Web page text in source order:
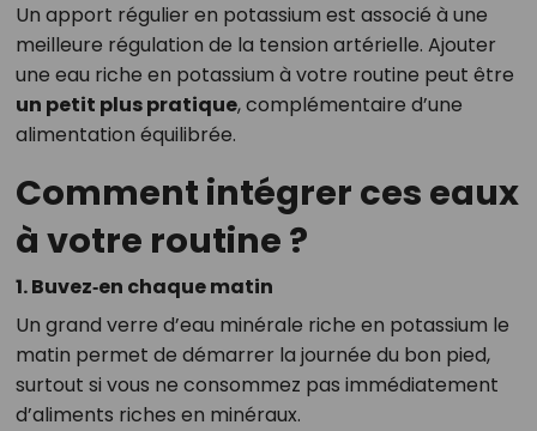
Un apport régulier en potassium est associé à une
meilleure régulation de la tension artérielle. Ajouter
une eau riche en potassium à votre routine peut être
un petit plus pratique, complémentaire d’une
alimentation équilibrée.
Comment intégrer ces eaux
à votre routine ?
1. Buvez‑en chaque matin
Un grand verre d’eau minérale riche en potassium le
matin permet de démarrer la journée du bon pied,
surtout si vous ne consommez pas immédiatement
d’aliments riches en minéraux.